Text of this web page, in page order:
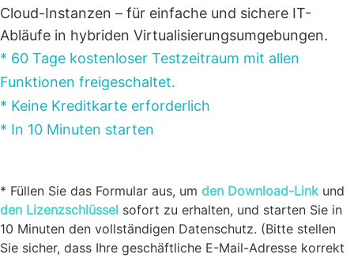
Cloud-Instanzen – für einfache und sichere IT-
Abläufe in hybriden Virtualisierungsumgebungen.
* 60 Tage kostenloser Testzeitraum mit allen
Funktionen freigeschaltet.
* Keine Kreditkarte erforderlich
* In 10 Minuten starten
* Füllen Sie das Formular aus, um den Download-Linkund
den Lizenzschlüssel sofort zu erhalten, und starten Sie in
10 Minuten den vollständigen Datenschutz. (Bitte stellen
Sie sicher, dass Ihre geschäftliche E-Mail-Adresse korrekt